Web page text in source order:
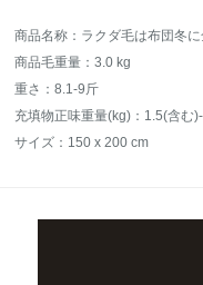
商品毛重量：3.0 kg
重さ：8.1-9斤
サイズ：150 x 200 cm